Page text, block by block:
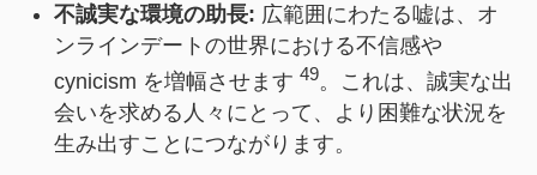
不誠実な環境の助長: 広範囲にわたる嘘は、オ
ンラインデートの世界における不信感や
cynicism を増幅させます 49。これは、誠実な出
会いを求める人々にとって、より困難な状況を
生み出すことにつながります。